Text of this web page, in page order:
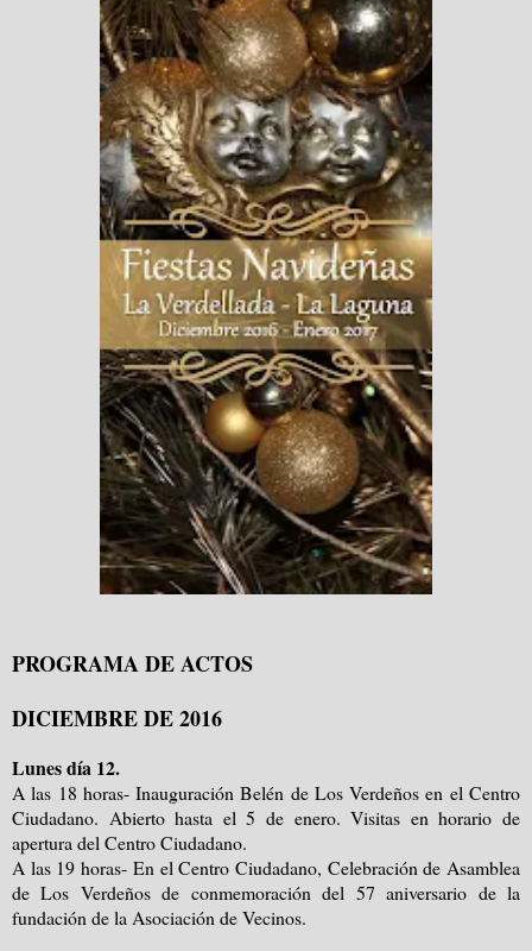
PROGRAMA DE ACTOS
DICIEMBRE DE 2016
Lunes día 12.
A las 18 horas- Inauguración Belén de Los Verdeños en el Centro
Ciudadano. Abierto hasta el 5 de enero. Visitas en horario de
apertura del Centro Ciudadano.
A las 19 horas- En el Centro Ciudadano, Celebración de Asamblea
de Los Verdeños de conmemoración del 57 aniversario de la
fundación de la Asociación de Vecinos.